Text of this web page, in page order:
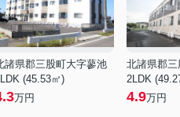
諸県郡三股町大字蓼池
(45.53㎡)
万円
北諸県郡
2LDK
4.9万円